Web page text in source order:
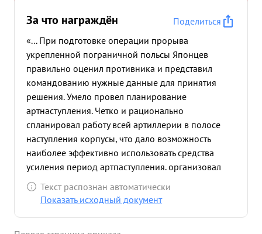
За что награждён
Поделиться
«... При подготовке операции прорыва
укрепленной пограничной польсы Японцев
правильно оценил противника и представил
командованию нужные данные для принятия
решения. Умело провел планирование
артнаступления. Четко и рационально
спланировал работу всей артиллерии в полосе
наступления корпусы, что дало возможность
наиболее эффективно использовать средства
усиления период артпаступления. организовал
действенный контроль работы артиллерии,
своевременно исправляя недочеты. Добился того,
Текст распознан автоматически
Показать исходный документ